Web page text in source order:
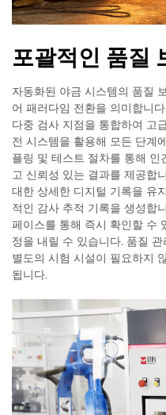
포괄적인 품질
자동화된 야금 시스템의 품질
어 패러다임 전환을 의미합니
다중 검사 지점을 통합하여 고
전 시스템을 활용해 모든 단계
플링 및 테스트 절차를 통해 인
고 신뢰성 있는 결과를 제공합
대한 상세한 디지털 기록을 유
적인 감사 추적 기록을 생성합
페이스를 통해 즉시 확인할 수
정을 내릴 수 있습니다. 품질
별도의 시험 시설이 필요하지
됩니다.